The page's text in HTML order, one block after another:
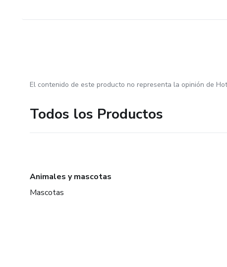
El contenido de este producto no representa la opinión de
Todos los Productos
Animales y mascotas
Mascotas